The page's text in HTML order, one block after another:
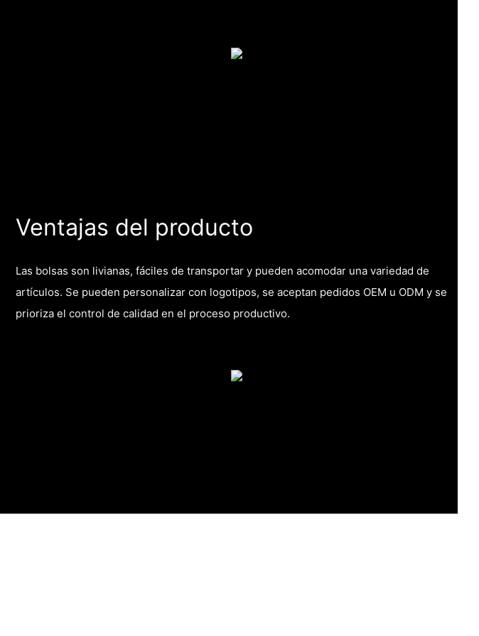
Ventajas del producto
Las bolsas son livianas, fáciles de transportar y pueden acomodar una variedad de
artículos. Se pueden personalizar con logotipos, se aceptan pedidos OEM u ODM y se
prioriza el control de calidad en el proceso productivo.